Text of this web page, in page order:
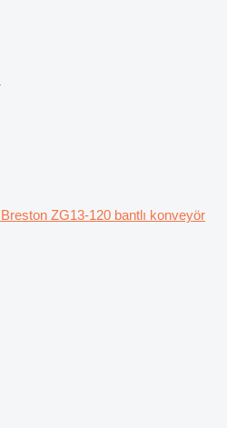
Breston ZG13-120 bantlı konveyör